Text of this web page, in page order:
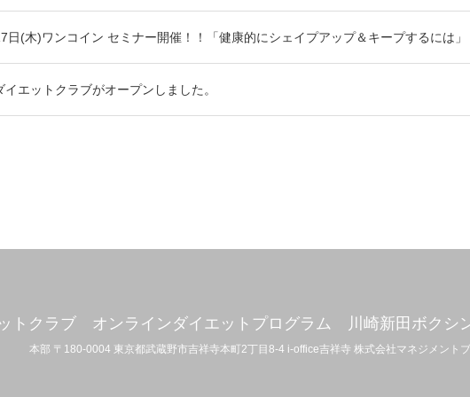
日(木)ワンコイン セミナー開催！！「健康的にシェイプアップ＆キープするには」
イエットクラブがオープンしました。
トクラブ オンラインダイエットプログラム 川崎新田ボクシ
本部 〒180-0004 東京都武蔵野市吉祥寺本町2丁目8-4 i-office吉祥寺 株式会社マネジメント